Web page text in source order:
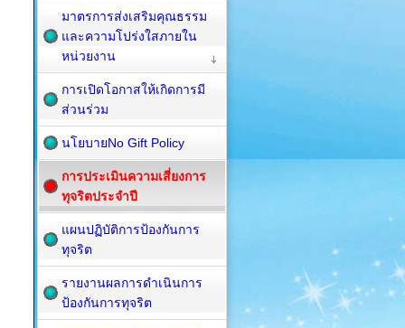
มาตรการส่งเสริมคุณธรรม
และความโปร่งใสภายใน
หน่วยงาน
การเปิดโอกาสให้เกิดการมี
ส่วนร่วม
นโยบายNo Gift Policy
การประเมินความเสี่ยงการ
ทุจริตประจำปี
แผนปฏิบัติการป้องกันการ
ทุจริต
รายงานผลการดำเนินการ
ป้องกันการทุจริต